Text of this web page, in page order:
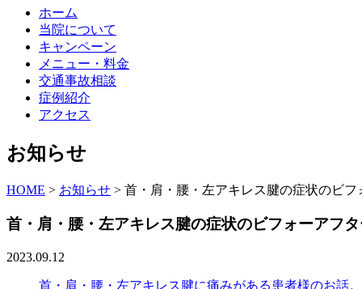
ホーム
当院について
キャンペーン
メニュー・料金
交通事故相談
症例紹介
アクセス
お知らせ
HOME > お知らせ > 首・肩・腰・左アキレス腱の症状のビフ
首・肩・腰・左アキレス腱の症状のビフォーアフタ
2023.09.12
首・肩・腰・左アキレス腱に痛みがある患者様のお話。